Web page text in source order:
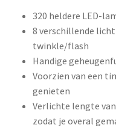
320 heldere LED-
8 verschillende
twinkle/flash
Handige
Voorzien van een
genieten
Verlichte lengte
zodat je overal